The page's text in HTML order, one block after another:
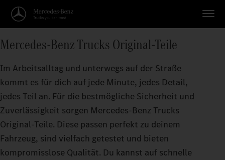
Mercedes‑Benz Trucks Original-Teile
Im Arbeitsalltag und unterwegs auf der Straße
kommt es für dich auf jede Minute, jedes Detail,
jedes Teil an. Für die bestmögliche Sicherheit und
Zuverlässigkeit sorgen Mercedes‑Benz Trucks
Original‑Teile. Diese passen perfekt zu deinem
Fahrzeug, sind vielfach getestet und bieten
kompromisslose Qualität. Du kannst auf schnelle